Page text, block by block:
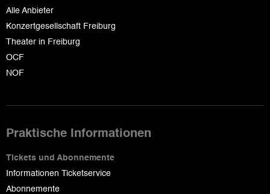
Alle Anbieter
Konzertgesellschaft Freiburg
Theater in Freiburg
OCF
NOF
Praktische Informationen
Tickets und Abonnemente
Informationen Ticketservice
Abonnemente